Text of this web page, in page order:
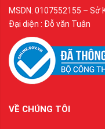
MSDN: 0107552155 – Sở
Đại diện : Đỗ văn Tuân
VỀ CHÚNG TÔI